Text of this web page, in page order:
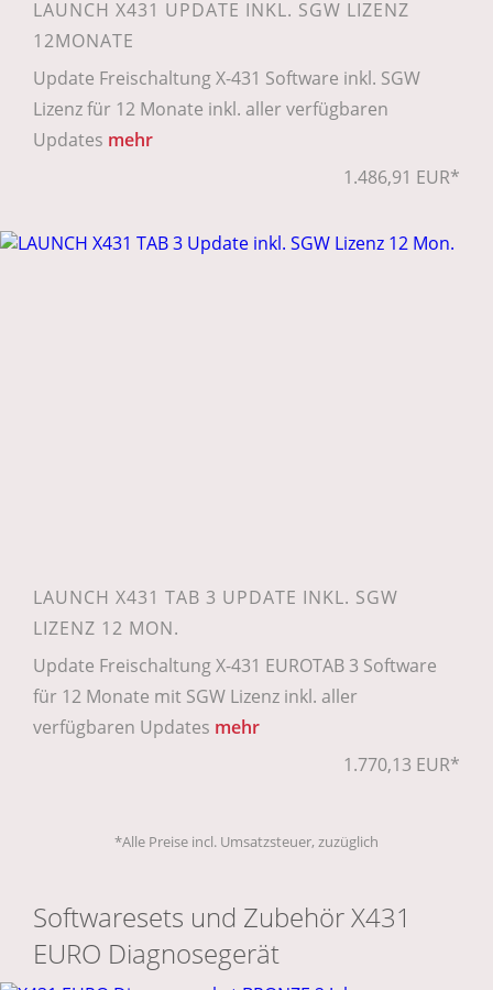
LAUNCH X431 UPDATE INKL. SGW LIZENZ
12MONATE
Update Freischaltung X-431 Software inkl. SGW
Lizenz für 12 Monate inkl. aller verfügbaren
Updates mehr
1.486,91 EUR*
LAUNCH X431 TAB 3 UPDATE INKL. SGW
LIZENZ 12 MON.
Update Freischaltung X-431 EUROTAB 3 Software
für 12 Monate mit SGW Lizenz inkl. aller
verfügbaren Updates mehr
1.770,13 EUR*
*Alle Preise incl. Umsatzsteuer, zuzüglich
Softwaresets und Zubehör X431
EURO Diagnosegerät